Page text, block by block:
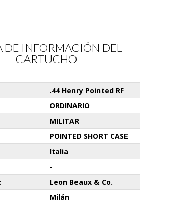
DE INFORMACIÓN DEL
CARTUCHO
.44 Henry Pointed RF
ORDINARIO
MILITAR
POINTED SHORT CASE
Italia
-
Leon Beaux & Co.
Milán